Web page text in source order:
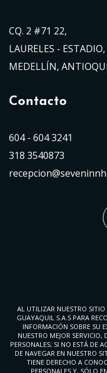
CQ. 2 #71 22,
LAURELES - ESTADIO,
MEDELLÍN,
Contacto
604 - 604 3241
318 3540873
AL UTILIZAR NUESTRO
GUAYAQUIL S.A.S PARA
INFORMACIÓN SOBRE SU
NUESTRO MEJOR SERVICIO,
PERSONALES; SI NO ESTÁ DE
DE NAVEGAR EN NUESTRO
TIENE DERECHO A
PERSONALES Y, SÓLO